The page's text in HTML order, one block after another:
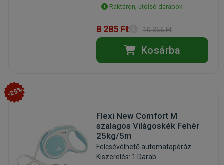
Raktáron, utolsó darabok
8 285 Ft 10 356 Ft
Kosárba
-25%
Flexi New Comfort M
szalagos Világoskék Fehér
25kg/5m
Felcsévélhető automatapóráz
Kiszerelés: 1 Darab